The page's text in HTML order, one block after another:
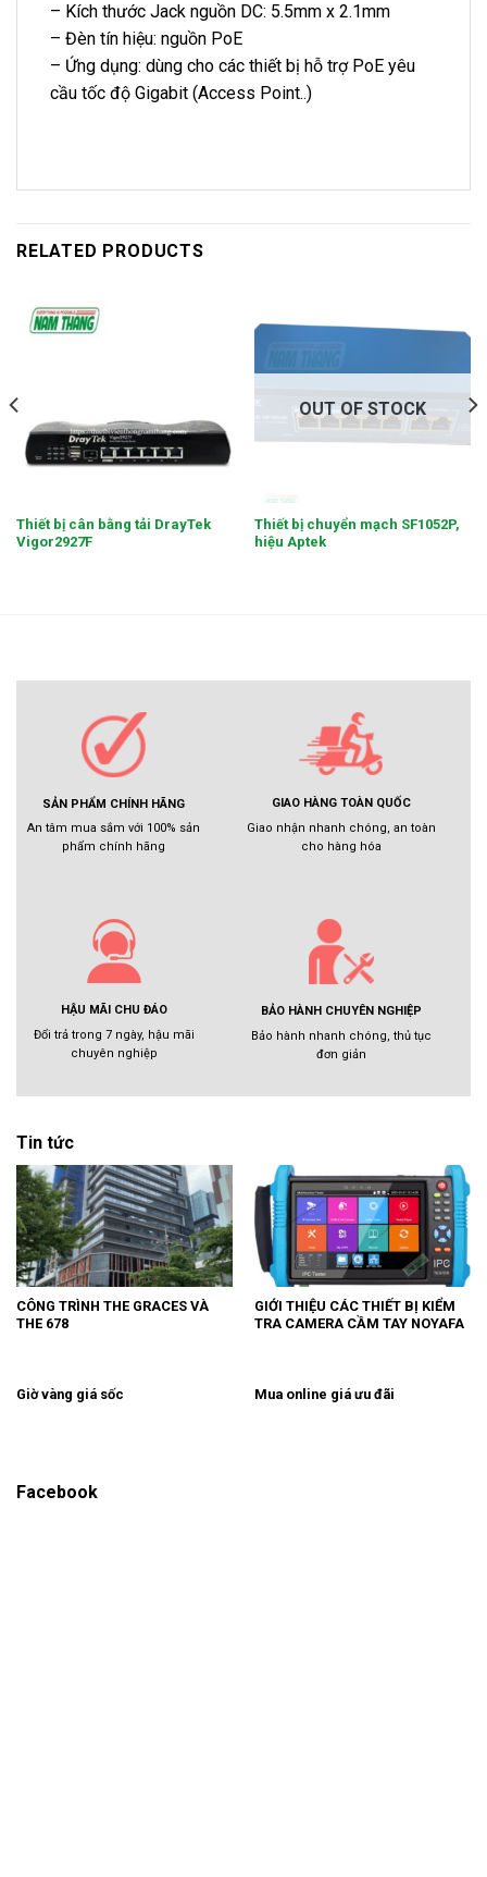
– Kích thước Jack nguồn DC: 5.5mm x 2.1mm
– Đèn tín hiệu: nguồn PoE
– Ứng dụng: dùng cho các thiết bị hỗ trợ PoE yêu
cầu tốc độ Gigabit (Access Point..)
RELATED PRODUCTS
Thiết bị cân bằng tải DrayTek
Vigor2927F
OUT OF STOCK
Thiết bị chuyển mạch SF1052P,
hiệu Aptek
SẢN PHẨM CHÍNH HÃNG
An tâm mua sắm với 100% sản
phẩm chính hãng
GIAO HÀNG TOÀN QUỐC
Giao nhận nhanh chóng, an toàn
cho hàng hóa
HẬU MÃI CHU ĐÁO
Đổi trả trong 7 ngày, hậu mãi
chuyên nghiệp
BẢO HÀNH CHUYÊN NGHIỆP
Bảo hành nhanh chóng, thủ tục
đơn giản
Tin tức
CÔNG TRÌNH THE GRACES VÀ
THE 678
GIỚI THIỆU CÁC THIẾT BỊ KIỂM
TRA CAMERA CẦM TAY NOYAFA
Giờ vàng giá sốc Mua online giá ưu đãi
Facebook